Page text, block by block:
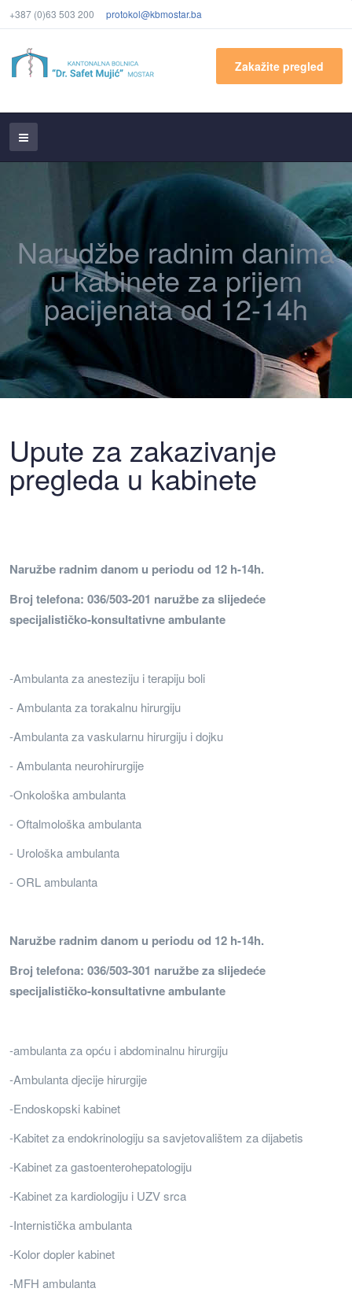
+387 (0)63 503 200 protokol@kbmostar.ba
Zakažite pregled
Narudžbe radnim danima
u kabinete za prijem
pacijenata od 12-14h
Upute za zakazivanje
pregleda u kabinete
Naružbe radnim danom u periodu od 12 h-14h.
Broj telefona: 036/503-201 naružbe za slijedeće
specijalističko-konsultativne ambulante
-Ambulanta za anesteziju i terapiju boli
- Ambulanta za torakalnu hirurgiju
-Ambulanta za vaskularnu hirurgiju i dojku
- Ambulanta neurohirurgije
-Onkološka ambulanta
- Oftalmološka ambulanta
- Urološka ambulanta
- ORL ambulanta
Naružbe radnim danom u periodu od 12 h-14h.
Broj telefona: 036/503-301 naružbe za slijedeće
specijalističko-konsultativne ambulante
-ambulanta za opću i abdominalnu hirurgiju
-Ambulanta djecije hirurgije
-Endoskopski kabinet
-Kabitet za endokrinologiju sa savjetovalištem za dijabetis
-Kabinet za gastoenterohepatologiju
-Kabinet za kardiologiju i UZV srca
-Internistička ambulanta
-Kolor dopler kabinet
-MFH ambulanta